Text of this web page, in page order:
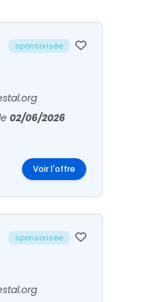
sponsorisée
02/06/2026
Voir l'offre
sponsorisée